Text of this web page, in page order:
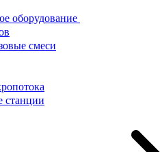
оборудование
смеси
станции